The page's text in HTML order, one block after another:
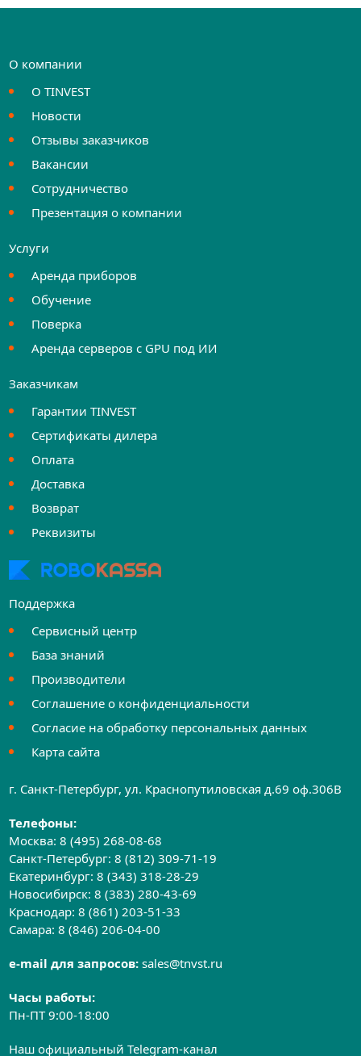
О компании
О TINVEST
Новости
Отзывы заказчиков
Вакансии
Сотрудничество
Презентация о компании
Услуги
Аренда приборов
Обучение
Поверка
Аренда серверов с GPU под ИИ
Заказчикам
Гарантии TINVEST
Сертификаты дилера
Оплата
Доставка
Возврат
Реквизиты
Поддержка
Сервисный центр
База знаний
Производители
Соглашение о конфиденциальности
Согласие на обработку персональных данных
Карта сайта
г. Санкт-Петербург, ул. Краснопутиловская д.69 оф.306B
Телефоны:
Москва:8 (495) 268-08-68
Санкт-Петербург:8 (812) 309-71-19
Екатеринбург:8 (343) 318-28-29
Новосибирск:8 (383) 280-43-69
Краснодар:8 (861) 203-51-33
Самара:8 (846) 206-04-00
e-mail для запросов:sales@tnvst.ru
Часы работы:
Пн-ПТ 9:00-18:00
Наш официальный Telegram-канал